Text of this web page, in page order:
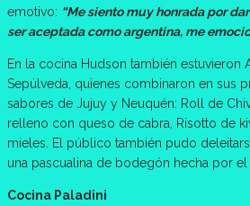
emotivo: “Me siento muy honrada por
ser aceptada como argentina, me
En la cocina Hudson también estuvieron
Sepúlveda, quienes combinaron en sus
sabores de Jujuy y Neuquén: Roll de
relleno con queso de cabra, Risotto de
mieles. El público también pudo
una pascualina de bodegón hecha por el
Cocina Paladini